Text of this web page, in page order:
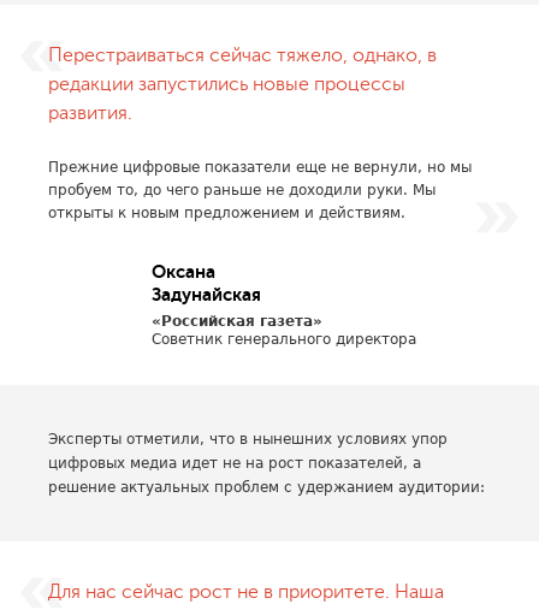
Перестраиваться сейчас тяжело, однако, в
редакции запустились новые процессы
развития.
Прежние цифровые показатели еще не вернули, но мы
пробуем то, до чего раньше не доходили руки. Мы
открыты к новым предложением и действиям.
Оксана
Задунайская
«Российская газета»
Советник генерального директора
Эксперты отметили, что в нынешних условиях упор
цифровых медиа идет не на рост показателей, а
решение актуальных проблем с удержанием аудитории:
Для нас сейчас рост не в приоритете. Наша